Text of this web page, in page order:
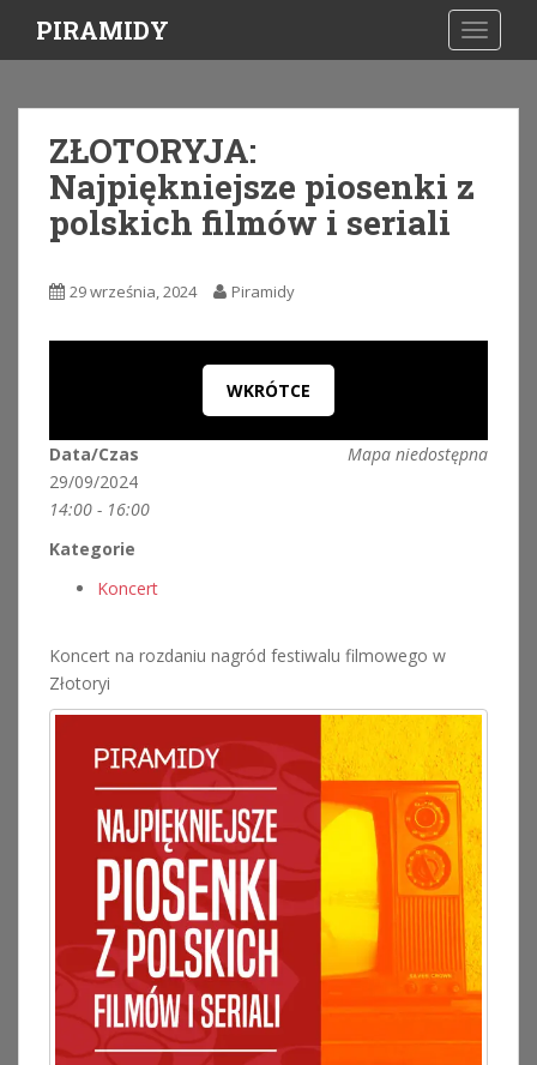
i
PIRAMIDY
ZŁOTORYJA:
Najpiękniejsze piosenki z
polskich filmów i seriali
29 września, 2024 Piramidy
WKRÓTCE
Mapa niedostępna
Data/Czas
29/09/2024
14:00 - 16:00
Kategorie
Koncert
Koncert na rozdaniu nagród festiwalu filmowego w
Złotoryi